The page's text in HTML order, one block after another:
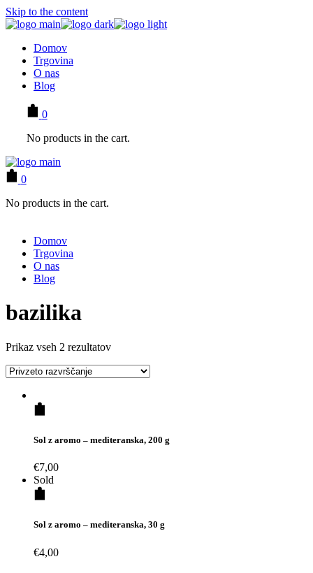
Skip to the content
Domov
Trgovina
O nas
Blog
0
No products in the cart.
0
No products in the cart.
Domov
Trgovina
O nas
Blog
bazilika
Prikaz vseh 2 rezultatov
Sol z aromo – mediteranska, 200 g
€7,00
Sold
Sol z aromo – mediteranska, 30 g
€4,00